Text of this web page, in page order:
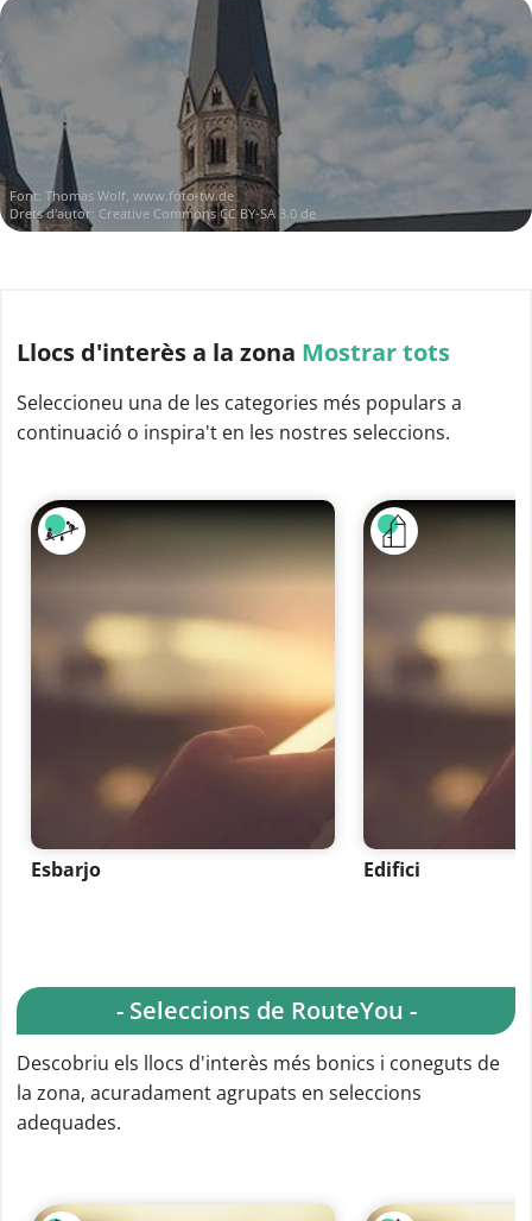
Font: Thomas Wolf, www.foto-tw.de
Drets d'autor: Creative Commons CC BY-SA 3.0 de
Llocs d'interèsa la zona Mostrar tots
Seleccioneu una de les categories més populars a
continuació o inspira't en les nostres seleccions.
Esbarjo Edifici
- Seleccions de RouteYou -
Descobriu els llocs d'interès més bonics i coneguts de
la zona, acuradament agrupats en seleccions
adequades.